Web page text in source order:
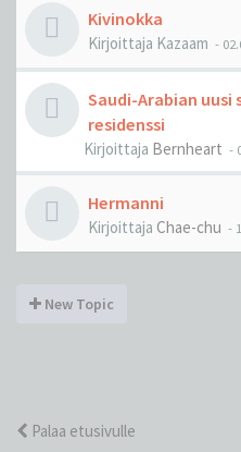
Kivinokka
Kirjoittaja Kazaam -
Saudi-Arabian
residenssi
Kirjoittaja Bernheart -
Hermanni
Kirjoittaja Chae-chu -
New Topic
Palaa etusivulle